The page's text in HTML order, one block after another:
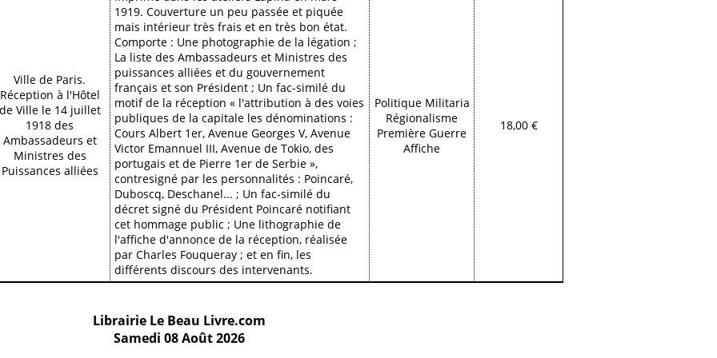
Ville de Paris.
Réception à l'Hôtel
Ville le 14 juillet
1918 des
Ambassadeurs et
Ministres des
Puissances alliées
1919. Couverture un peu passée et piquée
mais intérieur très frais et en très bon état.
Comporte : Une photographie de la légation ;
La liste des Ambassadeurs et Ministres des
puissances alliées et du gouvernement
français et son Président ; Un fac-similé du
motif de la réception « l'attribution à des voies
publiques de la capitale les dénominations :
Cours Albert 1er, Avenue Georges V, Avenue
Victor Emannuel III, Avenue de Tokio, des
portugais et de Pierre 1er de Serbie »,
contresigné par les personnalités : Poincaré,
Duboscq, Deschanel... ; Un fac-similé du
décret signé du Président Poincaré notifiant
cet hommage public ; Une lithographie de
l'affiche d'annonce de la réception, réalisée
par Charles Fouqueray ; et en fin, les
différents discours des intervenants.
Politique Militaria
Régionalisme
Première Guerre
Affiche
18,00 €
Librairie Le Beau Livre.com
Samedi 08 Août 2026